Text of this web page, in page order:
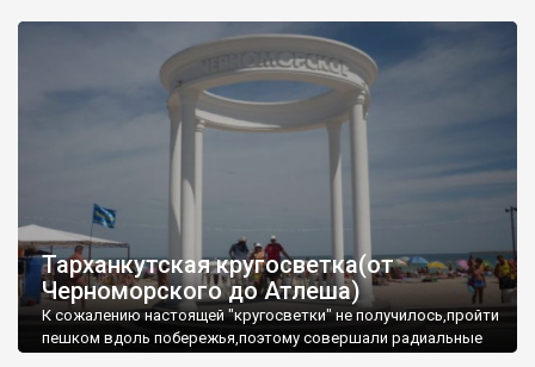
Тарханкутская кругосветка(от
Черноморского до Атлеша)
К сожалению настоящей "кругосветки" не получилось,пройти
пешком вдоль побережья,поэтому совершали радиальные